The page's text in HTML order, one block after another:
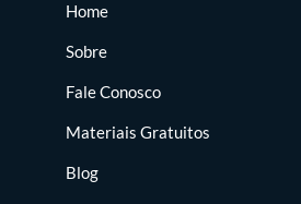
Home
Sobre
Fale Conosco
Materiais Gratuitos
Blog